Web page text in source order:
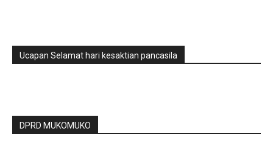
Ucapan Selamat hari kesaktian pancasila
DPRD MUKOMUKO